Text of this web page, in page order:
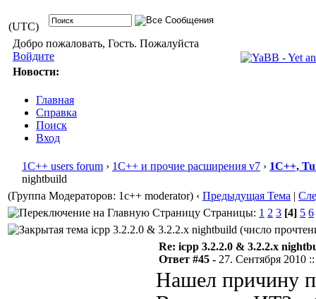
(UTC)
Добро пожаловать, Гость. Пожалуйста
Войдите
Новости:
Главная
Справка
Поиск
Вход
1С++ users forum › 1С++ и прочие расширения v7 › 1С++,
nightbuild
(Группа Модераторов: 1c++ moderator) ‹ Предыдущая Тема |
Страницы: 1 2 3 [4] 5 6
icpp 3.2.2.0 & 3.2.2.x nightbuild (число
Re: icpp 3.2.2.0 & 3.2.2.x
Ответ #45 - 27. Сентября 2010
Нашел причину